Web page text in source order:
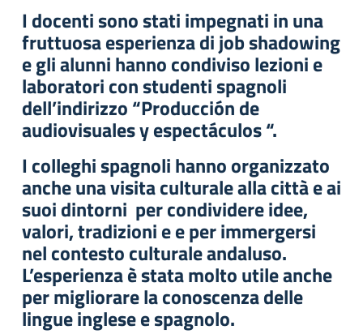
I docenti sono stati impegnati in una
fruttuosa esperienza di job shadowing
e gli alunni hanno condiviso lezioni e
laboratori con studenti spagnoli
dell’indirizzo “Producción de
audiovisuales y espectáculos “.
I colleghi spagnoli hanno organizzato
anche una visita culturale alla città e ai
suoi dintorni per condividere idee,
valori, tradizioni e e per immergersi
nel contesto culturale andaluso.
L’esperienza è stata molto utile anche
per migliorare la conoscenza delle
lingue inglese e spagnolo.